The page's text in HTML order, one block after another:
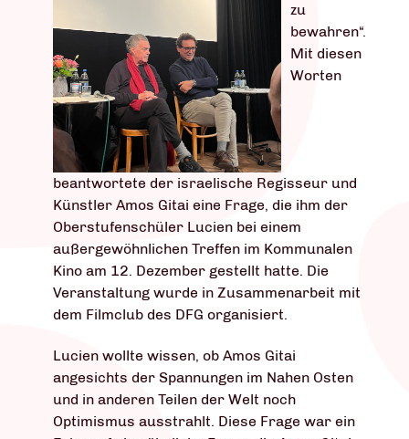
zu
bewahren“.
Mit diesen
Worten
beantwortete der israelische Regisseur und
Künstler Amos Gitai eine Frage, die ihm der
Oberstufenschüler Lucien bei einem
außergewöhnlichen Treffen im Kommunalen
Kino am 12. Dezember gestellt hatte. Die
Veranstaltung wurde in Zusammenarbeit mit
dem Filmclub des DFG organisiert.
Lucien wollte wissen, ob Amos Gitai
angesichts der Spannungen im Nahen Osten
und in anderen Teilen der Welt noch
Optimismus ausstrahlt. Diese Frage war ein